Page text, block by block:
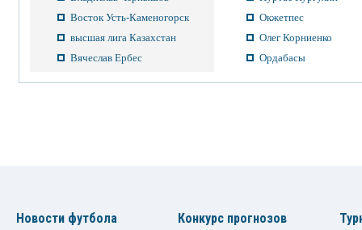
Восток Усть-Каменогорск
высшая лига Казахстан
Вячеслав Ербес
Окжетпес
Олег Корниенко
Ордабасы
Новости футбола Конкурс прогнозов